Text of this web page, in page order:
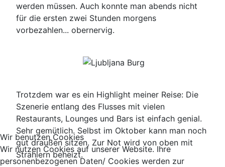
werden müssen. Auch konnte man abends nicht
für die ersten zwei Stunden morgens
vorbezahlen... obernervig.
Trotzdem war es ein Highlight meiner Reise: Die
Szenerie entlang des Flusses mit vielen
Restaurants, Lounges und Bars ist einfach genial.
Sehr gemütlich. Selbst im Oktober kann man noch
gut draußen sitzen. Zur Not wird von oben mit
Strahlern beheizt.
Wir benutzen Cookies
Wir nutzen Cookies auf unserer Website. Ihre
personenbezogenen Daten/ Cookies werden zur